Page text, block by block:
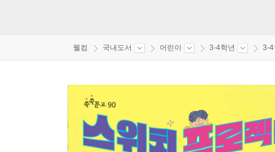
웰컴 국내도서 어린이 3-4학년 3-4